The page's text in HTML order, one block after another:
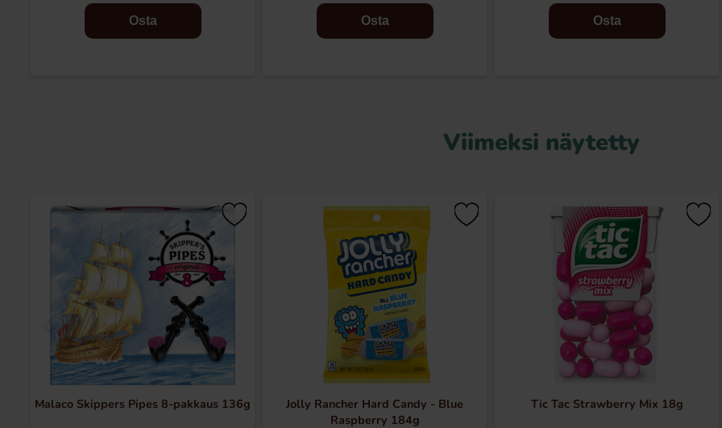
Osta Osta Osta
Viimeksi näytetty
Malaco Skippers Pipes 8-pakkaus 136g
Jolly Rancher Hard Candy - Blue
Raspberry 184g
Tic Tac Strawberry Mix 18g